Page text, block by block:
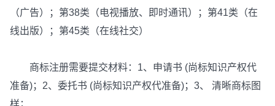
（广告）；第38类（电视播放、即时通讯）；第41类（在
线出版）；第45类（在线社交）
商标注册需要提交材料：1、申请书 (尚标知识产权代
准备)；2、委托书 (尚标知识产权代准备)；3、 清晰商标图
样；